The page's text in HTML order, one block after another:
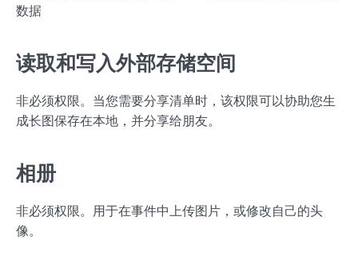
数据
读取和写入外部存储空间
非必须权限。当您需要分享清单时，该权限可以协助您生
成长图保存在本地，并分享给朋友。
相册
非必须权限。用于在事件中上传图片，或修改自己的头
像。